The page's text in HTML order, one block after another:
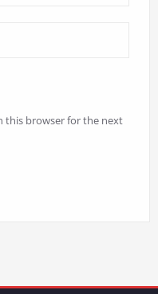
this browser for the next